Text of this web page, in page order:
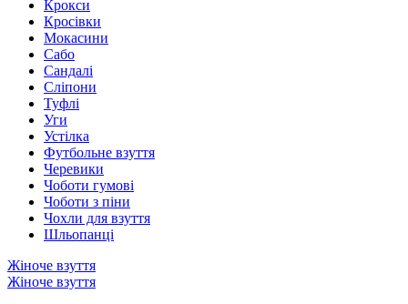
Крокси
Кросівки
Мокасини
Сабо
Сандалі
Сліпони
Туфлі
Уги
Устілка
Футбольне взуття
Черевики
Чоботи гумові
Чоботи з піни
Чохли для взуття
Шльопанці
Жіноче взуття
Жіноче взуття